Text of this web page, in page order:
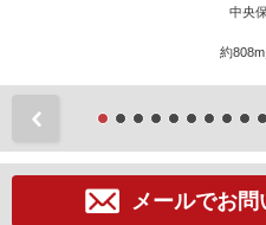
中央
約
メールでお問